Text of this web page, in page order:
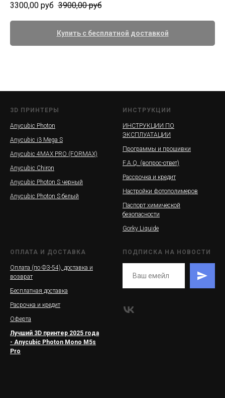
3300,00 руб 3900,00 руб
Купить с бесплатной доставкой
3D ПРИНТЕРЫ
Anycubic Photon
Anycubic i3 Mega S
Anycubic 4MAX PRO (FORMAX)
Anycubic Chiron
Anycubic Photon S черный
Anycubic Photon S белый
ИНСТРУКЦИИ
ИНСТРУКЦИИ ПО
ЭКСПЛУАТАЦИИ
Программы и прошивки
F.A.Q. (вопрос-ответ)
Рассрочка и кредит
Настройки фотополимеров
Паспорт химической
безопасности
Gorky Liquide
ОПЛАТА И ДОСТАВКА
Оплата (по ФЗ-54), доставка и
возврат
Бесплатная доставка
Расрочка и кредит
Оферта
Лучший 3D принтер 2025 года
- Anycubic Photon Mono M5s
Pro
ПОДПИСКА НА НОВОСТИ